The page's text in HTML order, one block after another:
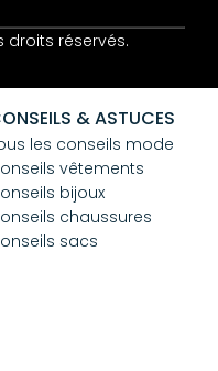
droits réservés.
& ASTUCES
les conseils mode
vêtements
bijoux
chaussures
sacs